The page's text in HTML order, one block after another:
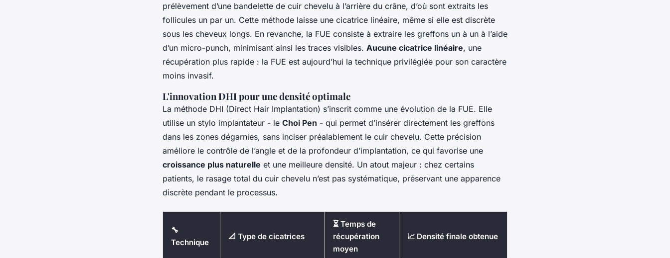
prélèvement d’une bandelette de cuir chevelu à l’arrière du crâne, d’où sont extraits les
follicules un par un. Cette méthode laisse une cicatrice linéaire, même si elle est discrète
sous les cheveux longs. En revanche, la FUE consiste à extraire les greffons un à un à l’aide
d’un micro-punch, minimisant ainsi les traces visibles. Aucune cicatrice linéaire, une
récupération plus rapide : la FUE est aujourd’hui la technique privilégiée pour son caractère
moins invasif.
L'innovation DHI pour une densité optimale
La méthode DHI (Direct Hair Implantation) s’inscrit comme une évolution de la FUE. Elle
utilise un stylo implantateur - le Choi Pen - qui permet d’insérer directement les greffons
dans les zones dégarnies, sans inciser préalablement le cuir chevelu. Cette précision
améliore le contrôle de l’angle et de la profondeur d’implantation, ce qui favorise une
croissance plus naturelle et une meilleure densité. Un atout majeur : chez certains
patients, le rasage total du cuir chevelu n’est pas systématique, préservant une apparence
discrète pendant le processus.
🔧
Technique
📐 Type de cicatrices
⏳ Temps de
récupération
moyen
📈 Densité finale obtenue